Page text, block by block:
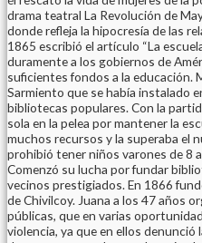
drama teatral La Revolución de
donde refleja la hipocresía de las
1865 escribió el artículo “La
duramente a los gobiernos de
suficientes fondos a la educación.
Sarmiento que se había instalado
bibliotecas populares. Con la
sola en la pelea por mantener la
muchos recursos y la superaba el
prohibió tener niños varones de 8
Comenzó su lucha por fundar
vecinos prestigiados. En 1866
de Chivilcoy. Juana a los 47 años
públicas, que en varias
violencia, ya que en ellos denunció